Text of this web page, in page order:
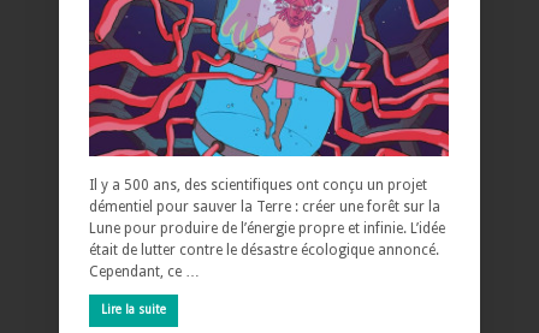
Il y a 500 ans, des scientifiques ont conçu un projet
démentiel pour sauver la Terre : créer une forêt sur la
Lune pour produire de l’énergie propre et infinie. L’idée
était de lutter contre le désastre écologique annoncé.
Cependant, ce …
Lire la suite